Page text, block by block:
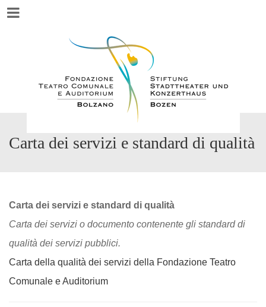
Menu
Carta dei servizi e standard di qualità
Carta dei servizi e standard di qualità
Carta dei servizi o documento contenente gli standard di
qualità dei servizi pubblici.
Carta della qualità dei servizi della Fondazione Teatro
Comunale e Auditorium